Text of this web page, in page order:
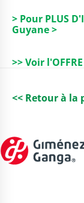
> Pour PLUS
Guyane >
>> Voir
<< Retour à la